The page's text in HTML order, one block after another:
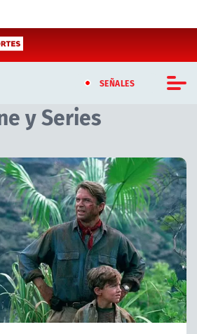
SEÑALES
CHILE
y Series
Cine y Series